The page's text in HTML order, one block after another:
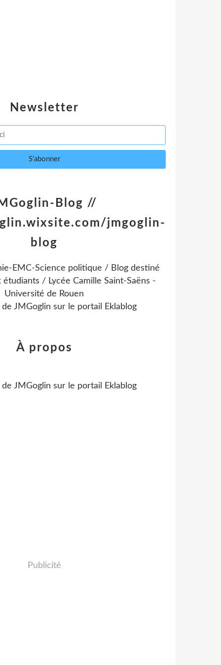
Newsletter
Blog //
jmgoglin-
blog
EMC-Science politique / Blog destiné
/ Lycée Camille Saint-Saëns -
Université de Rouen
JMGoglin sur le portail Eklablog
À propos
JMGoglin sur le portail Eklablog
Publicité